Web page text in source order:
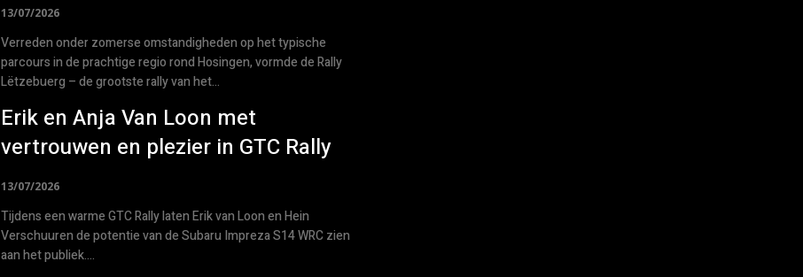
13/07/2026
Verreden onder zomerse omstandigheden op het typische
parcours in de prachtige regio rond Hosingen, vormde de Rally
Lëtzebuerg – de grootste rally van het...
Erik en Anja Van Loon met
vertrouwen en plezier in GTC Rally
13/07/2026
Tijdens een warme GTC Rally laten Erik van Loon en Hein
Verschuuren de potentie van de Subaru Impreza S14 WRC zien
aan het publiek....